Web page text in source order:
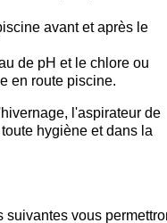
avant et après le
de pH et le chlore ou
en route piscine.
l'aspirateur de
hygiène et dans la
vous